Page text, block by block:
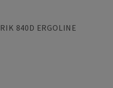
840D ERGOLINE